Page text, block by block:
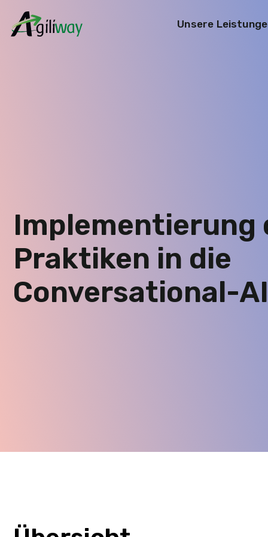
Unsere
Implementierung
Praktiken in die
Conversational-